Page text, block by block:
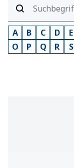
A B C D E
O
P Q R S